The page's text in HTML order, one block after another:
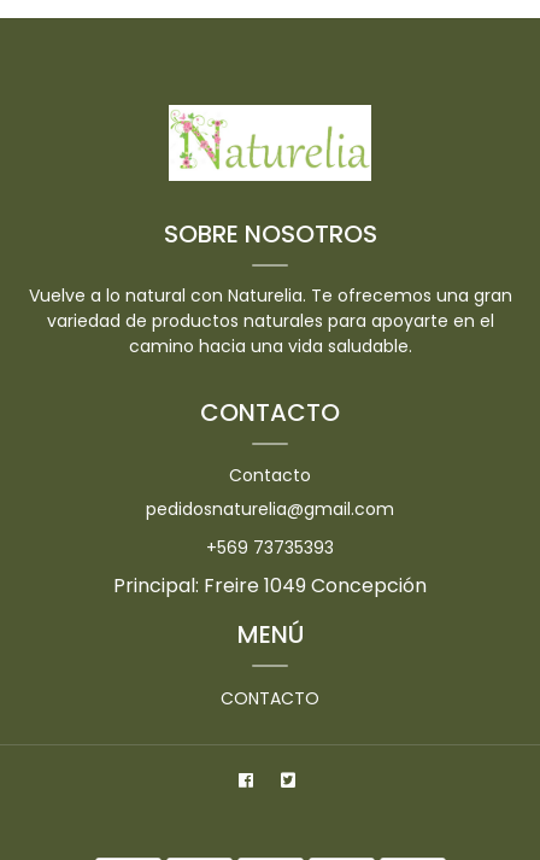
SOBRE NOSOTROS
Vuelve a lo natural con Naturelia. Te ofrecemos una gran
variedad de productos naturales para apoyarte en el
camino hacia una vida saludable.
CONTACTO
Contacto
pedidosnaturelia@gmail.com
+569 73735393
Principal: Freire 1049 Concepción
MENÚ
CONTACTO